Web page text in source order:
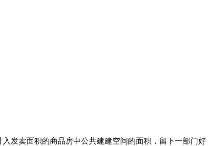
发卖面积的商品房中公共建建空间的面积，留下一部门好